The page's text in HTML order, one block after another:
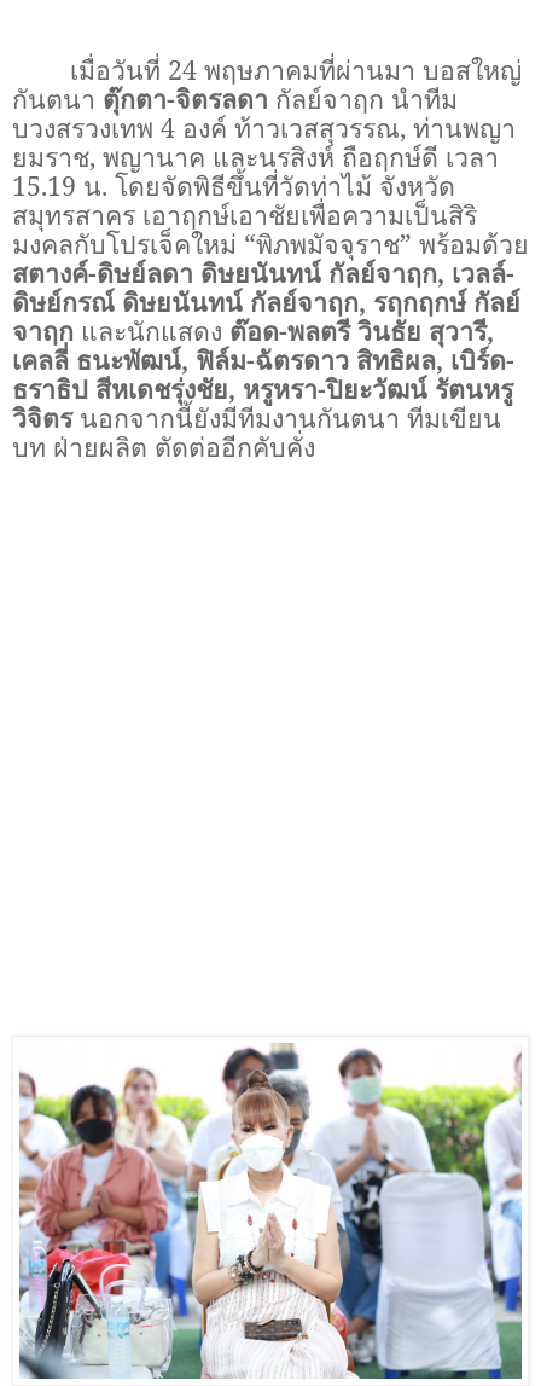
เมื่อวันที่ 24 พฤษภาคมที่ผ่านมา บอสใหญ่
กันตนา ตุ๊กตา-จิตรลดา กัลย์จาฤก นำทีม
บวงสรวงเทพ 4 องค์ ท้าวเวสสุวรรณ, ท่านพญา
ยมราช, พญานาค และนรสิงห์ ถือฤกษ์ดี เวลา
15.19 น. โดยจัดพิธีขึ้นที่วัดท่าไม้ จังหวัด
สมุทรสาคร เอาฤกษ์เอาชัยเพื่อความเป็นสิริ
มงคลกับโปรเจ็คใหม่ “พิภพมัจจุราช” พร้อมด้วย
สตางค์-ดิษย์ลดา ดิษยนันทน์ กัลย์จาฤก, เวลล์-
ดิษย์กรณ์ ดิษยนันทน์ กัลย์จาฤก, รฤกฤกษ์ กัลย์
จาฤก และนักแสดง ต๊อด-พลตรี วินธัย สุวารี,
เคลลี่ ธนะพัฒน์, ฟิล์ม-ฉัตรดาว สิทธิผล, เบิร์ด-
ธราธิป สีหเดชรุ่งชัย, หรูหรา-ปิยะวัฒน์ รัตนหรู
วิจิตรนอกจากนี้ยังมีทีมงานกันตนา ทีมเขียน
บท ฝ่ายผลิต ตัดต่ออีกคับคั่ง